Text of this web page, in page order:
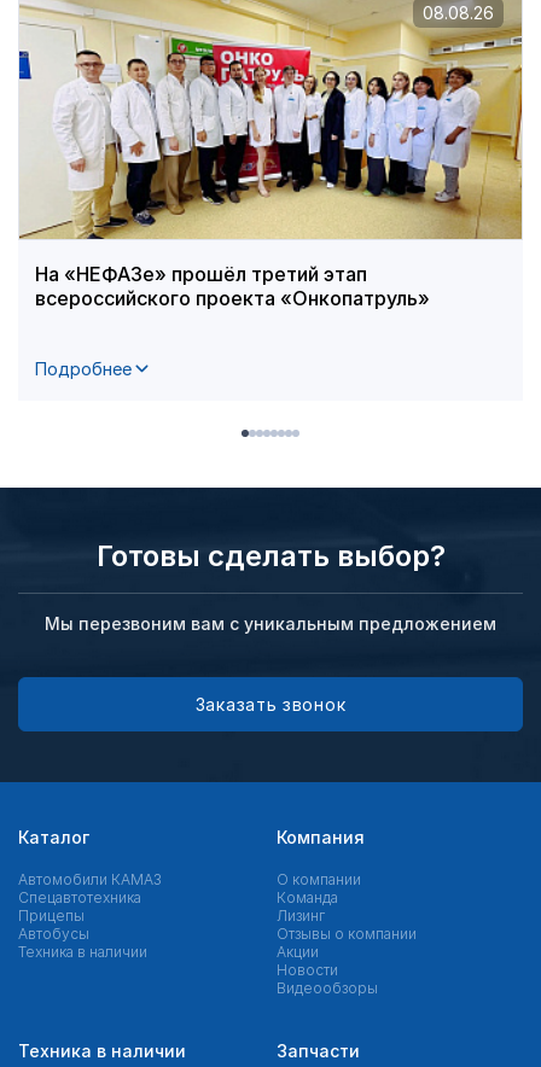
На «НЕФАЗе» прошёл третий этап
всероссийского проекта «Онкопатруль»
Подробнее
08.08.26
Готовы сделать выбор?
Мы перезвоним вам с уникальным предложением
Заказать звонок
Каталог
Автомобили КАМАЗ
Спецавтотехника
Прицепы
Автобусы
Техника в наличии
Компания
О компании
Команда
Лизинг
Отзывы о компании
Акции
Новости
Видеообзоры
Техника в наличии
Запчасти